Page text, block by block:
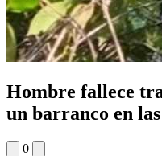
Hombre fallece
un barranco en
0